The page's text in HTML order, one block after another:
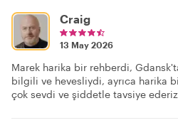
Craig
13 May 2026
Marek harika bir rehberdi,
bilgili ve hevesliydi, ayrıca harika
çok sevdi ve şiddetle tavsiye